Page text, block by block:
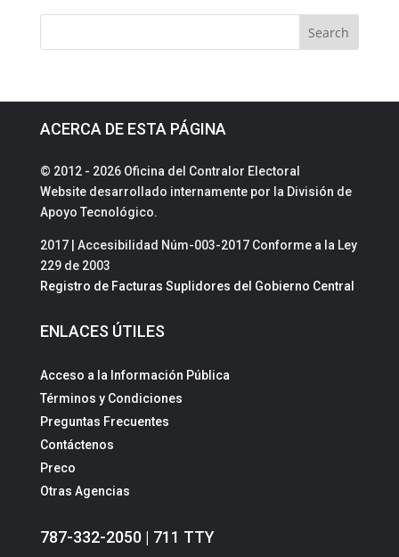
ACERCA DE ESTA PÁGINA
© 2012 - 2026 Oficina del Contralor Electoral
Website desarrollado internamente por la División de
Apoyo Tecnológico.
2017 | Accesibilidad Núm-003-2017 Conforme a la Ley
229 de 2003
Registro de Facturas Suplidores del Gobierno Central
ENLACES ÚTILES
Acceso a la Información Pública
Términos y Condiciones
Preguntas Frecuentes
Contáctenos
Preco
Otras Agencias
787-332-2050 | 711 TTY